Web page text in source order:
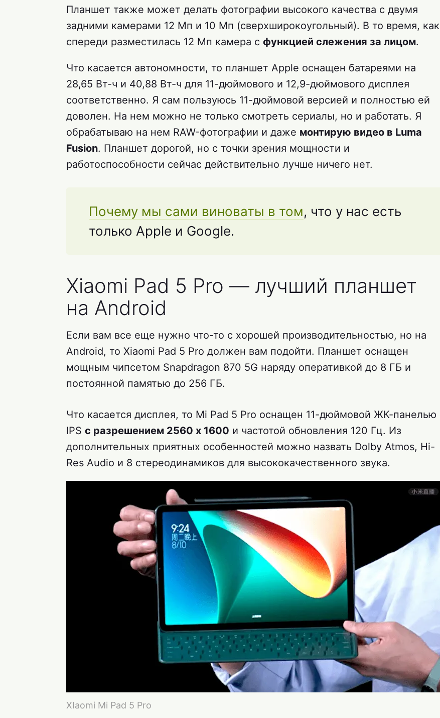
Планшет также может делать фотографии высокого качества с двумя
задними камерами 12 Мп и 10 Мп (сверхширокоугольный). В то время, как
спереди разместилась 12 Мп камера с функцией слежения за лицом.
Что касается автономности, то планшет Apple оснащен батареями на
28,65 Вт-ч и 40,88 Вт-ч для 11-дюймового и 12,9-дюймового дисплея
соответственно. Я сам пользуюсь 11-дюймовой версией и полностью ей
доволен. На нем можно не только смотреть сериалы, но и работать. Я
обрабатываю на нем RAW-фотографии и даже монтирую видео в Luma
Fusion. Планшет дорогой, но с точки зрения мощности и
работоспособности сейчас действительно лучше ничего нет.
Почему мы сами виноваты в том, что у нас есть
только Apple и Google.
Xiaomi Pad 5 Pro — лучший планшет
на Android
Если вам все еще нужно что-то с хорошей производительностью, но на
Android, то Xiaomi Pad 5 Pro должен вам подойти. Планшет оснащен
мощным чипсетом Snapdragon 870 5G наряду оперативкой до 8 ГБ и
постоянной памятью до 256 ГБ.
Что касается дисплея, то Mi Pad 5 Pro оснащен 11-дюймовой ЖК-панелью
IPS с разрешением 2560 x 1600 и частотой обновления 120 Гц. Из
дополнительных приятных особенностей можно назвать Dolby Atmos, Hi-
Res Audio и 8 стереодинамиков для высококачественного звука.
XIaomi Mi Pad 5 Pro